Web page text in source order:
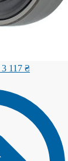
3 117 ₴